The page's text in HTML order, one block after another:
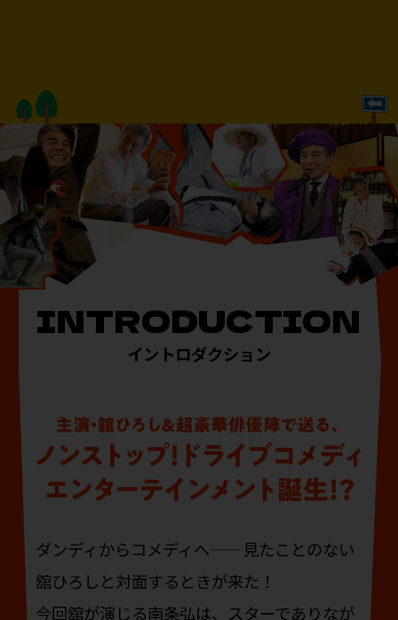
INTRODUCTION
イントロダクション
ダンディからコメディへ——見たことのない
舘ひろしと対面するときが来た！
今回舘が演じる南条弘は、スターでありなが